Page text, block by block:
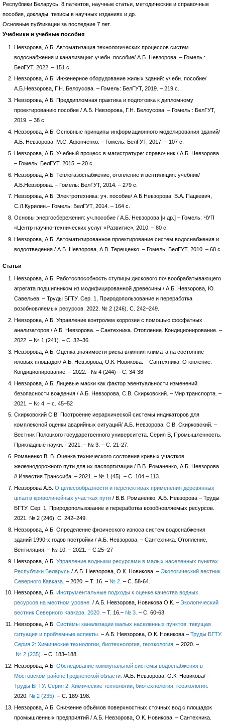
Республики Беларусь, 8 патентов, научные статьи, методические и справочные
пособия, доклады, тезисы в научных изданиях и др.
Основные публикации за последние 7 лет.
Учебники и учебные пособия
Невзорова, А.Б. Автоматизация технологических процессов систем
водоснабжения и канализации: учебн. пособие/ А.Б. Невзорова. – Гомель :
БелГУТ, 2022. – 151 с.
Невзорова, А.Б. Инженерное оборудование жилых зданий: учебн. пособие/
А.Б.Невзорова, Г.Н. Белоусова. – Гомель: БелГУТ, 2019. – 219 с.
Невзорова, А.Б. Преддипломная практика и подготовка к дипломному
проектированию пособие / А.Б. Невзорова, Г.Н. Белоусова. – Гомель : БелГУТ,
2019. – 38 с
Невзорова, А.Б. Основные принципы информационного моделирования зданий/
А.Б. Невзорова, М.С. Афонченко. – Гомель: БелГУТ, 2017. – 107 с.
Невзорова, А.Б. Учебный процесс в магистратуре: справочник / А.Б. Невзорова.
– Гомель: БелГУТ, 2015. – 20 с.
Невзорова, А.Б. Теплогазоснабжение, отопление и вентиляция: учебник/
А.Б.Невзорова. – Гомель: БелГУТ, 2014. – 279 с.
Невзорова, А.Б. Электротехника: уч. пособие/ А.Б.Невзорова, В.А. Пацкевич,
С.Л.Курилин.– Гомель: БелГУТ, 2014. – 164 с.
Основы энергосбережения: уч.пособие / А.Б. Невзорова [и др.] – Гомель: ЧУП
«Центр научно-технических услуг «Развитие», 2010. – 80 с.
Невзорова, А.Б. Автоматизированное проектирование систем водоснабжения и
водоотведения / А.Б. Невзорова, А.В. Терещенко. – Гомель: БелГУТ, 2010. – 68 с
Статьи
Невзорова, А.Б. Работоспособность ступицы дискового почвообрабатывающего
агрегата подшипником из модифицированной древесины / А.Б. Невзорова, Ю.
Савельев. – Труды БГТУ. Сер. 1, Природопользование и переработка
возобновляемых ресурсов. 2022. № 2 (246). С. 242–249.
Невзорова, А.Б. Управление контролем коррозии с помощью фосфатных
анализаторов / А.Б. Невзорова. – Сантехника. Отопление. Кондиционирование. –
2022. – № 1 (241). – С. 32–36.
Невзорова, А.Б. Оценка значимости риска влияния климата на состояние
иловых площадок/ А.Б. Невзорова, О.К. Новикова. – Сантехника. Отопление.
Кондиционирование. – 2022. –№ 4 (244) – С. 34-38
Невзорова, А.Б. Лицевые маски как фактор эвентуальности изменений
безопасности вождения / А.Б. Невзорова, С.В. Скирковский. – Мир транспорта. –
2021. – № 4. – с. 45–52
Скирковский С.В. Построение иерархической системы индикаторов для
комплексной оценки аварийных ситуаций/ А.Б. Невзорова, С.В, Скирковский. –
Вестник Полоцкого государственного университета. Серия B, Промышленность.
Прикладные науки. - 2021. – № 3. – С. 21-27.
Романенко В. В. Оценка технического состояния кривых участков
железнодорожного пути для их паспортизации / В.В. Романенко, А.Б. Невзорова
// Известия Транссиба. – 2021. – № 1 (45). – С. 104 – 113.
Невзорова А.Б. О целесообразности и перспективах применения деревянных
шпал в криволинейных участках пути/ В.В. Романенко, А.Б. Невзорова – Труды
БГТУ. Сер. 1, Природопользование и переработка возобновляемых ресурсов.
2021. № 2 (246). С. 242–249.
Невзорова, А.Б. Определение физического износа систем водоснабжения
зданий 1990-х годов постройки / А.Б. Невзорова. – Сантехника. Отопление.
Вентиляция. – № 10. – 2021. – С.25–27
Невзорова, А.Б. Управление водными ресурсами в малых населенных пунктах
Республики Беларусь/ А.Б. Невзорова, О.К. Новикова. – Экологический вестник
Северного Кавказа. – 2020. – Т. 16. – № 2. – С. 58-64.
Невзорова, А.Б. Инструментальные подходы к оценке качества водных
ресурсов на местном уровне. / А.Б. Невзорова, Новикова О.К. – Экологический
вестник Северного Кавказа. 2020. – Т. 16.–№ 3. – С. 60-63.
Невзорова, А.Б. Системы канализации малых населенных пунктов: текущая
ситуация и проблемные аспекты. – А.Б. Невзорова, О.К. Новикова – Труды БГТУ.
Серия 2: Химические технологии, биотехнология, геоэкология. – 2020. –
№ 2 (235). – С. 183–188.
Невзорова, А.Б. Обследование коммунальной системы водоснабжения в
Мостовском районе Гродненской области. /А.Б. Невзорова, О.К. Новикова/ –
Труды БГТУ. Серия 2: Химические технологии, биотехнология, геоэкология.
2020. № 2 (235). – С. 189-198.
Невзорова, А.Б. Снижение объёмов поверхностных сточных вод с площадок
промышленных предприятий / А.Б. Невзорова, О.К. Новикова. – Сантехника.